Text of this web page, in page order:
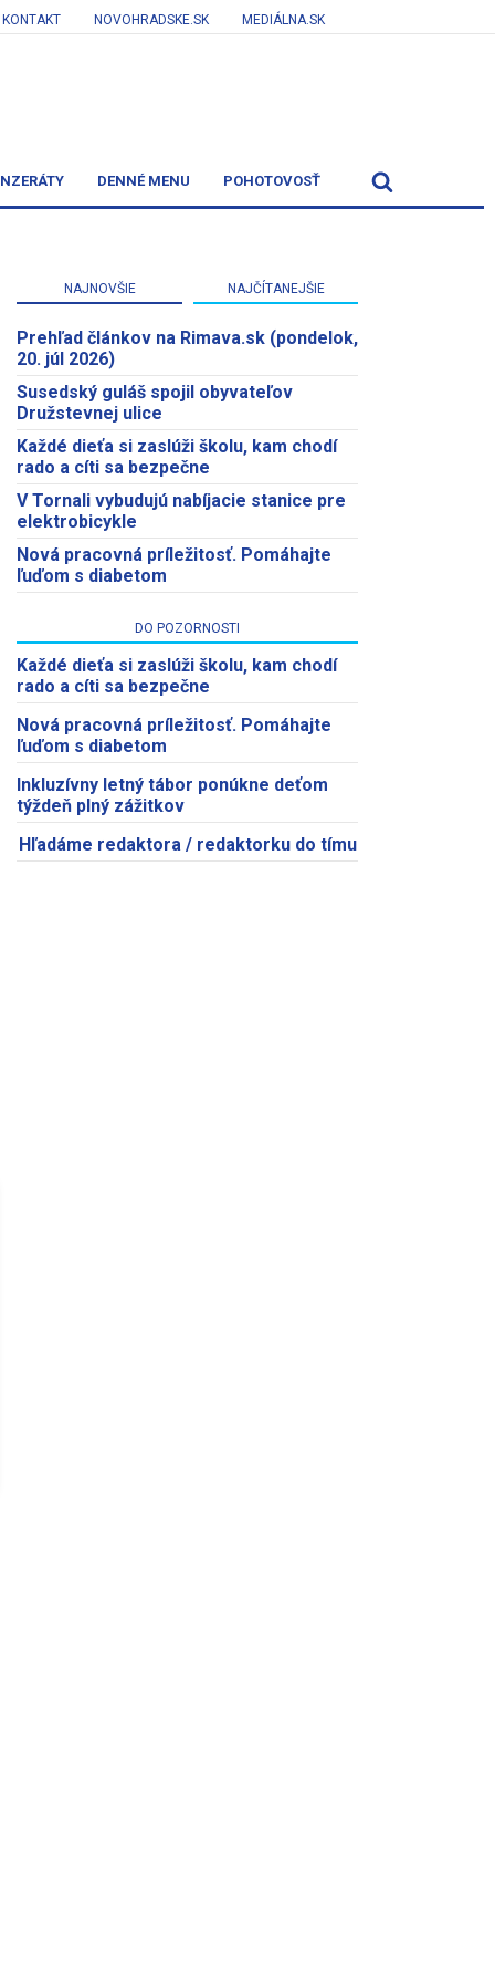
KONTAKT NOVOHRADSKE.SK MEDIÁLNA.SK
DENNÉ MENU POHOTOVOSŤ
NAJNOVŠIE NAJČÍTANEJŠIE
Prehľad článkov na Rimava.sk (pondelok,
20. júl 2026)
Susedský guláš spojil obyvateľov
Družstevnej ulice
Každé dieťa si zaslúži školu, kam chodí
rado a cíti sa bezpečne
V Tornali vybudujú nabíjacie stanice pre
elektrobicykle
Nová pracovná príležitosť. Pomáhajte
ľuďom s diabetom
DO POZORNOSTI
Každé dieťa si zaslúži školu, kam chodí
rado a cíti sa bezpečne
Nová pracovná príležitosť. Pomáhajte
ľuďom s diabetom
Inkluzívny letný tábor ponúkne deťom
týždeň plný zážitkov
Hľadáme redaktora / redaktorku do tímu